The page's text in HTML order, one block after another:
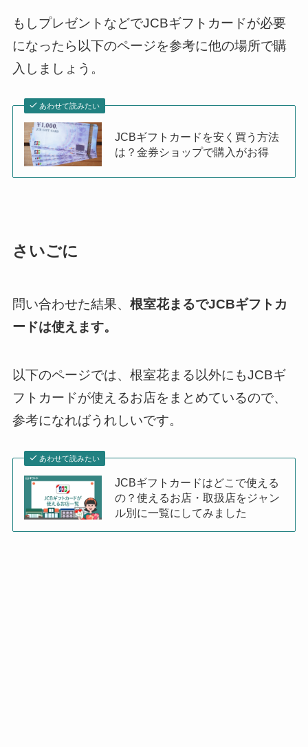
もしプレゼントなどでJCBギフトカードが必要
になったら以下のページを参考に他の場所で購
入しましょう。
あわせて読みたい
JCBギフトカードを安く買う方法
は？金券ショップで購入がお得
さいごに
問い合わせた結果、 根室花まるでJCBギフトカ
ードは使えます。
以下のページでは、根室花まる以外にもJCBギ
フトカードが使えるお店をまとめているので、
参考になればうれしいです。
あわせて読みたい
JCBギフトカードはどこで使える
の？使えるお店・取扱店をジャン
ル別に一覧にしてみました